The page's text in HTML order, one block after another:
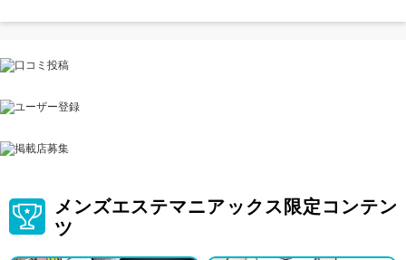
メンズエステマニアックス限定コンテン
ツ